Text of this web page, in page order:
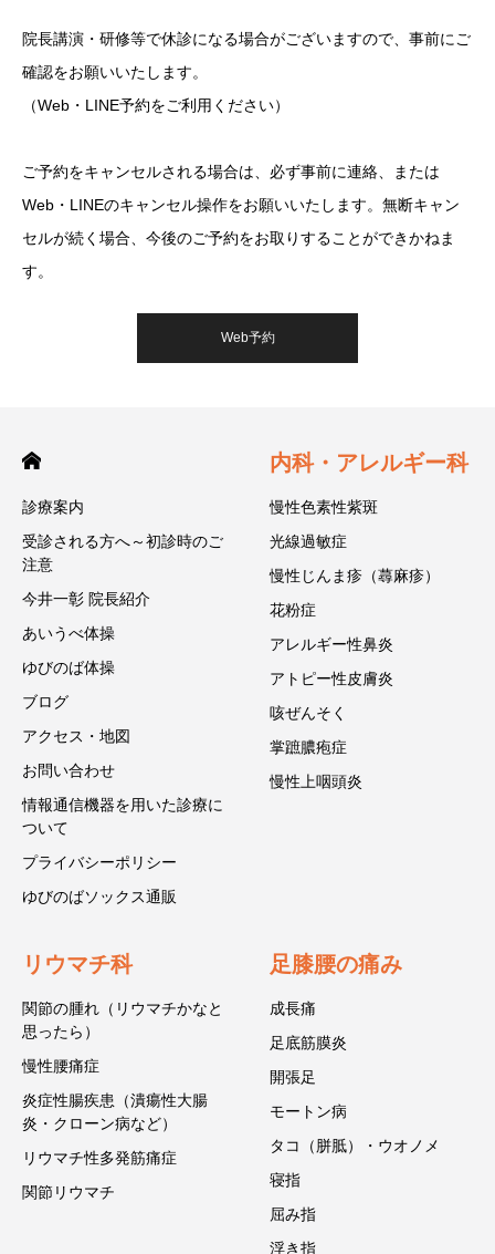
院長講演・研修等で休診になる場合がございますので、事前にご
確認をお願いいたします。
（Web・LINE予約をご利用ください）
ご予約をキャンセルされる場合は、必ず事前に連絡、または
Web・LINEのキャンセル操作をお願いいたします。無断キャン
セルが続く場合、今後のご予約をお取りすることができかねま
す。
Web予約
診療案内
受診される方へ～初診時のご
注意
今井一彰 院長紹介
あいうべ体操
ゆびのば体操
ブログ
アクセス・地図
お問い合わせ
情報通信機器を用いた診療に
ついて
プライバシーポリシー
ゆびのばソックス通販
内科・アレルギー科
慢性色素性紫斑
光線過敏症
慢性じんま疹（蕁麻疹）
花粉症
アレルギー性鼻炎
アトピー性皮膚炎
咳ぜんそく
掌蹠膿疱症
慢性上咽頭炎
リウマチ科
関節の腫れ（リウマチかなと
思ったら）
慢性腰痛症
炎症性腸疾患（潰瘍性大腸
炎・クローン病など）
リウマチ性多発筋痛症
関節リウマチ
足膝腰の痛み
成長痛
足底筋膜炎
開張足
モートン病
タコ（胼胝）・ウオノメ
寝指
屈み指
浮き指